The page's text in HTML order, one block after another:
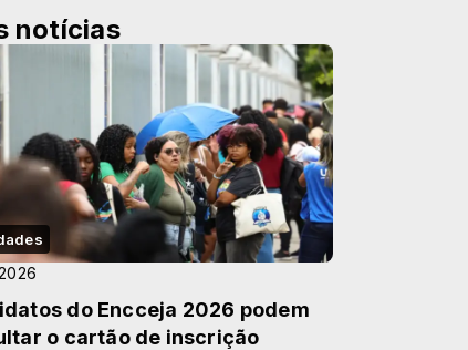
notícias
do Encceja 2026 podem
o cartão de inscrição